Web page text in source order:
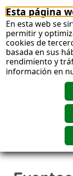
Esta página
En esta web se
permitir y
cookies de
basada en sus
rendimiento y
información en